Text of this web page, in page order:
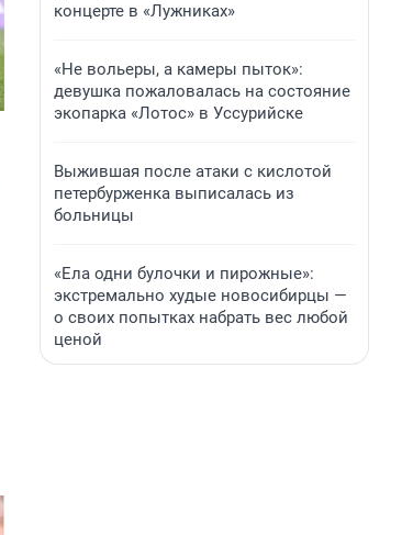
концерте в «Лужниках»
«Не вольеры, а камеры пыток»:
девушка пожаловалась на состояние
экопарка «Лотос» в Уссурийске
Выжившая после атаки с кислотой
петербурженка выписалась из
больницы
«Ела одни булочки и пирожные»:
экстремально худые новосибирцы —
о своих попытках набрать вес любой
ценой